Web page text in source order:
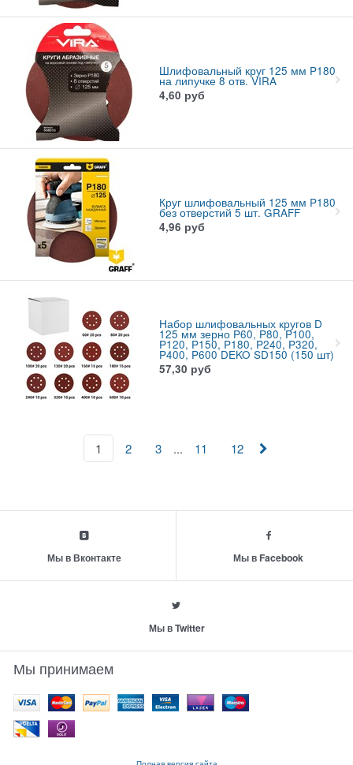
Шлифовальный круг 125 мм P180
на липучке 8 отв. VIRA
4,60 руб
Круг шлифовальный 125 мм P180
без отверстий 5 шт. GRAFF
4,96 руб
Набор шлифовальных кругов D
125 мм зерно P60, P80, P100,
P120, P150, P180, P240, P320,
P400, P600 DEKO SD150 (150 шт)
57,30 руб
1 2 3 ... 11 12
Мы в Вконтакте Мы в Facebook
Мы в Twitter
Мы принимаем